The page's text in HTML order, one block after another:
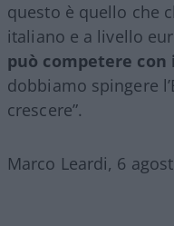
questo è quello che
italiano e a livello
può competere
dobbiamo spingere
crescere”.
Marco Leardi, 6